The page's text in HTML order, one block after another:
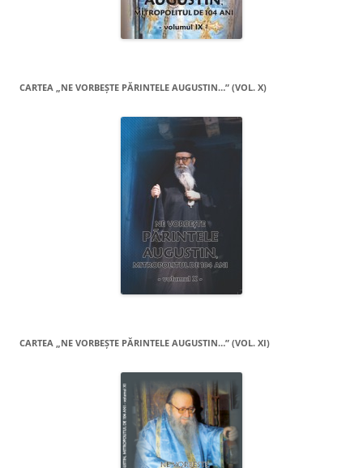
CARTEA „NE VORBEŞTE PĂRINTELE AUGUSTIN…” (VOL. X)
CARTEA „NE VORBEŞTE PĂRINTELE AUGUSTIN…” (VOL. XI)